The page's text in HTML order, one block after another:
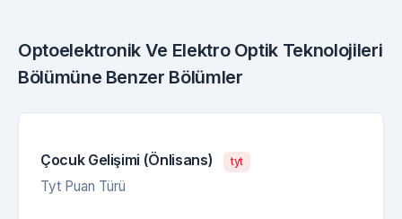
Optoelektronik Ve Elektro Optik Teknolojileri
Bölümüne Benzer Bölümler
Çocuk Gelişimi (Önlisans) tyt
Tyt Puan Türü